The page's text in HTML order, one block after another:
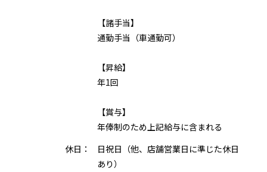
【諸手当】
通勤手当（車通勤可）
【昇給】
年1回
【賞与】
年俸制のため上記給与に含まれる
休日：
日祝日（他、店舗営業日に準じた休日
あり）